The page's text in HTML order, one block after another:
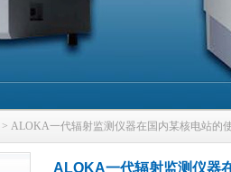
> ALOKA一代辐射监测仪器在国内某核电站的
ALOKA一代辐射监测仪器